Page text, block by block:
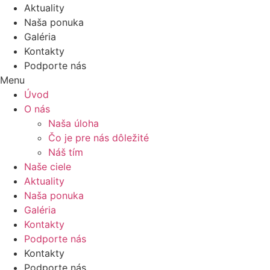
Aktuality
Naša ponuka
Galéria
Kontakty
Podporte nás
Menu
Úvod
O nás
Naša úloha
Čo je pre nás dôležité
Náš tím
Naše ciele
Aktuality
Naša ponuka
Galéria
Kontakty
Podporte nás
Kontakty
Podporte nás